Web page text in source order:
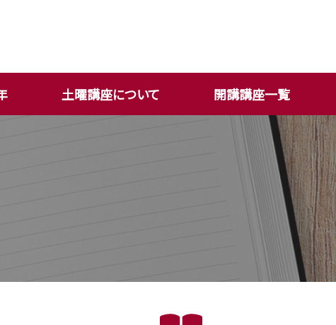
土曜講座について 開講講座一覧